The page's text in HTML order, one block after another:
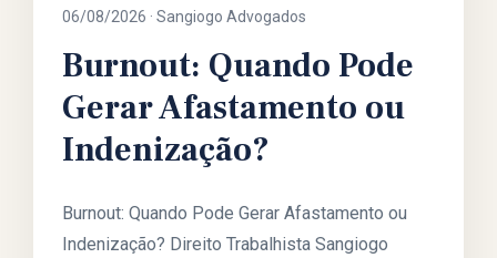
06/08/2026 · Sangiogo Advogados
Burnout: Quando Pode
Gerar Afastamento ou
Indenização?
Burnout: Quando Pode Gerar Afastamento ou
Indenização? Direito Trabalhista Sangiogo